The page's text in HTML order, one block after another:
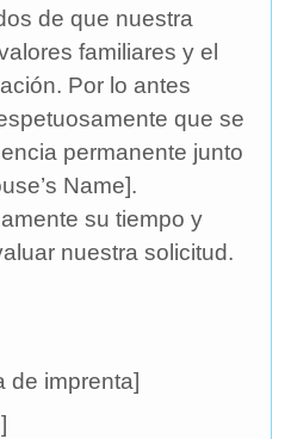
de que nuestra
familiares y el
Por lo antes
que se
permanente junto
Name].
su tiempo y
nuestra solicitud.
de imprenta]